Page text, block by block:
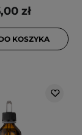
zł
KOSZYKA